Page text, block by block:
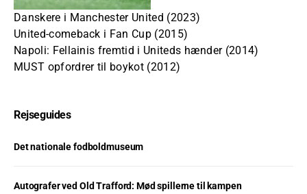
Danskere i Manchester United (2023)
United-comeback i Fan Cup (2015)
Napoli: Fellainis fremtid i Uniteds hænder (2014)
MUST opfordrer til boykot (2012)
Rejseguides
Det nationale fodboldmuseum
Autografer ved Old Trafford: Mød spillerne til kampen